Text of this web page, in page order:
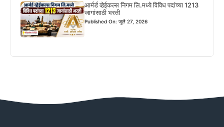
आर्मर्ड व्हेईकल्स निगम लि.मध्ये विविध पदांच्या 1213
जागांसाठी भरती
Published On: जुलै 27, 2026